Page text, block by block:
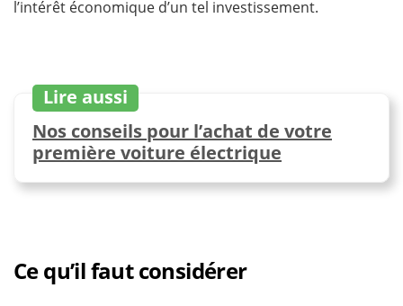
l’intérêt économique d’un tel investissement.
Lire aussi
Nos conseils pour l’achat de votre
première voiture électrique
Ce qu’il faut considérer